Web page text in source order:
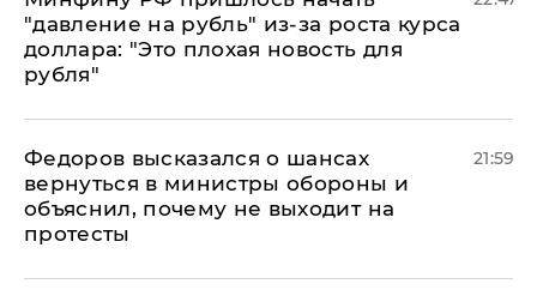
"давление на рубль" из-за роста курса
доллара: "Это плохая новость для
рубля"
Федоров высказался о шансах
вернуться в министры обороны и
объяснил, почему не выходит на
протесты
21:59